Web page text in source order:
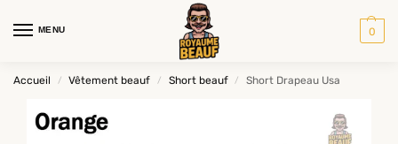
MENU 0
Accueil / Vêtement beauf / Short beauf / Short Drapeau Usa